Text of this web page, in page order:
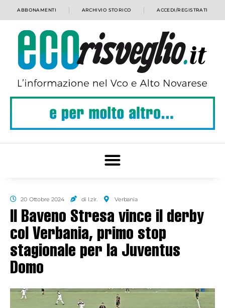
ABBONAMENTI ARCHIVIO STORICO ACCEDI/REGISTRATI
20 Ottobre 2024 di l.zir. Verbania
Il Baveno Stresa vince il derby
col Verbania, primo stop
stagionale per la Juventus
Domo